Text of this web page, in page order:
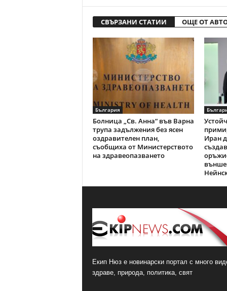
СВЪРЗАНИ СТАТИИ ОЩЕ ОТ
България
Болница „Св. Анна“ във Варна
трупа задължения без ясен
оздравителен план,
съобщиха от Министерството
на здравеопазването
Иран
Екип Нюз е новинарски портал с много
здраве, природа, политика, свят